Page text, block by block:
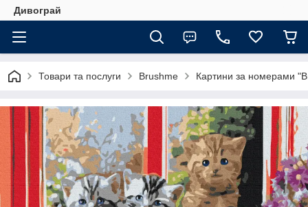
Дивограй
Товари та послуги Brushme Картини за номерами